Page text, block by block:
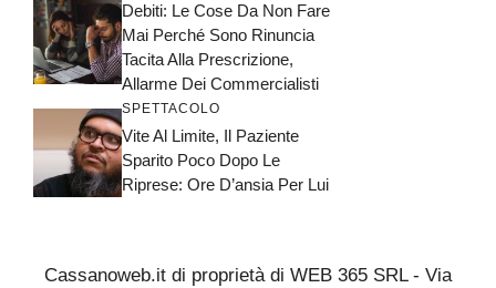
Debiti: Le Cose Da Non Fare
Mai Perché Sono Rinuncia
Tacita Alla Prescrizione,
Allarme Dei Commercialisti
SPETTACOLO
Vite Al Limite, Il Paziente
Sparito Poco Dopo Le
Riprese: Ore D’ansia Per Lui
Cassanoweb.it di proprietà di WEB 365 SRL - Via